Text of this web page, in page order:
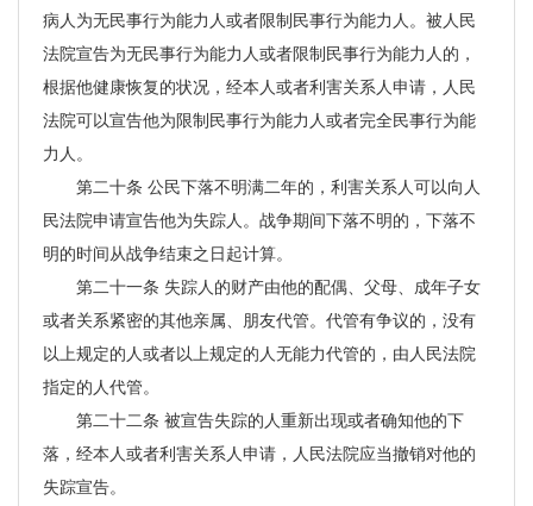
病人为无民事行为能力人或者限制民事行为能力人。被人民
法院宣告为无民事行为能力人或者限制民事行为能力人的，
根据他健康恢复的状况，经本人或者利害关系人申请，人民
法院可以宣告他为限制民事行为能力人或者完全民事行为能
力人。
第二十条 公民下落不明满二年的，利害关系人可以向人
民法院申请宣告他为失踪人。战争期间下落不明的，下落不
明的时间从战争结束之日起计算。
第二十一条 失踪人的财产由他的配偶、父母、成年子女
或者关系紧密的其他亲属、朋友代管。代管有争议的，没有
以上规定的人或者以上规定的人无能力代管的，由人民法院
指定的人代管。
第二十二条 被宣告失踪的人重新出现或者确知他的下
落，经本人或者利害关系人申请，人民法院应当撤销对他的
失踪宣告。